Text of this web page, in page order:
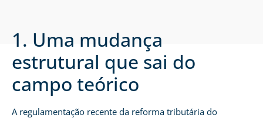
1. Uma mudança
estrutural que sai do
campo teórico
A regulamentação recente da reforma tributária do